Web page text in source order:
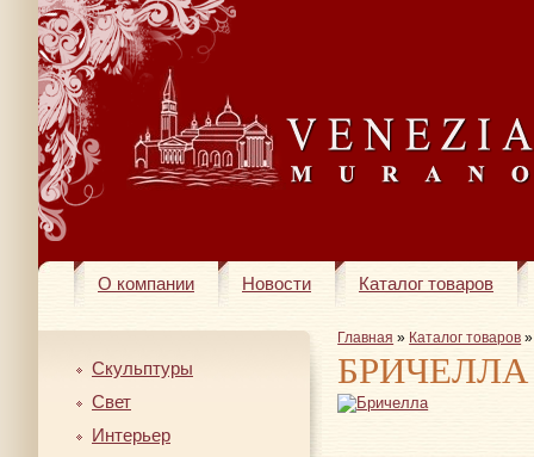
О компании Новости Каталог товаров
Скульптуры
Свет
Интерьер
Главная » Каталог товаров
БРИЧЕЛЛА